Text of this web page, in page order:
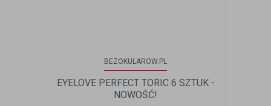
BEZOKULAROW.PL
EYELOVE PERFECT TORIC 6 SZTUK -
NOWOŚĆ!